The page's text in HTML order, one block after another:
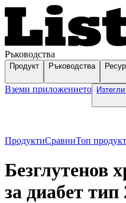
Ръководства
Продукт Ръководства
Вземи приложението
ПродуктиСравниТоп
Безглутенов
за диабет тип